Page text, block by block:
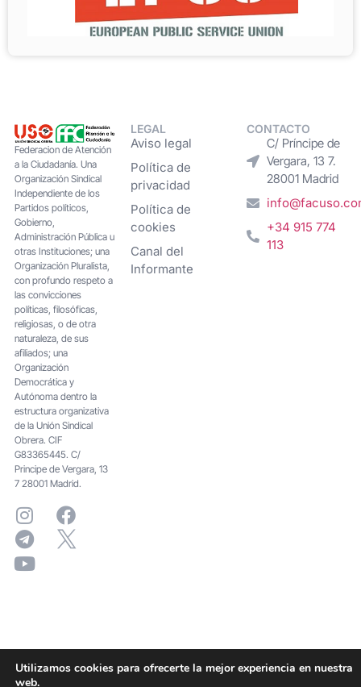
Federacion de Atención
a la Ciudadanía. Una
Organización Sindical
Independiente de los
Partidos políticos,
Gobierno,
Administración Pública u
otras Instituciones; una
Organización Pluralista,
con profundo respeto a
las convicciones
políticas, filosóficas,
religiosas, o de otra
naturaleza, de sus
afiliados; una
Organización
Democrática y
Autónoma dentro la
estructura organizativa
de la Unión Sindical
Obrera. CIF
G83365445. C/
Principe de Vergara, 13
7 28001 Madrid.
LEGAL
Aviso legal
Política de
privacidad
Política de
cookies
Canal del
Informante
CONTACTO
C/ Príncipe de
Vergara, 13 7.
28001 Madrid
+34 915 774
113
Utilizamos cookies para ofrecerte la mejor experiencia en nuestra
web.